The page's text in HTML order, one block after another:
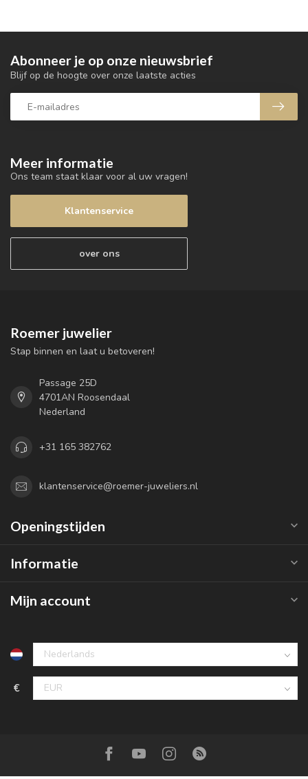
Meer informatie
Ons team staat klaar voor al uw vragen!
Klantenservice
over ons
Abonneer je op onze nieuwsbrief
Blijf op de hoogte over onze laatste acties
Roemer juwelier
Stap binnen en laat u betoveren!
Passage 25D
4701AN Roosendaal
Nederland
+31 165 382762
klantenservice@roemer-juweliers.nl
Openingstijden
Informatie
Mijn account
€